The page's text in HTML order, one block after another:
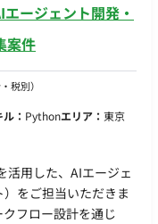
ージェント開発・
案件
税別）
： Pythonエリア： 東京
活用した、AIエージェ
をご担当いただきま
フロー設計を通じ